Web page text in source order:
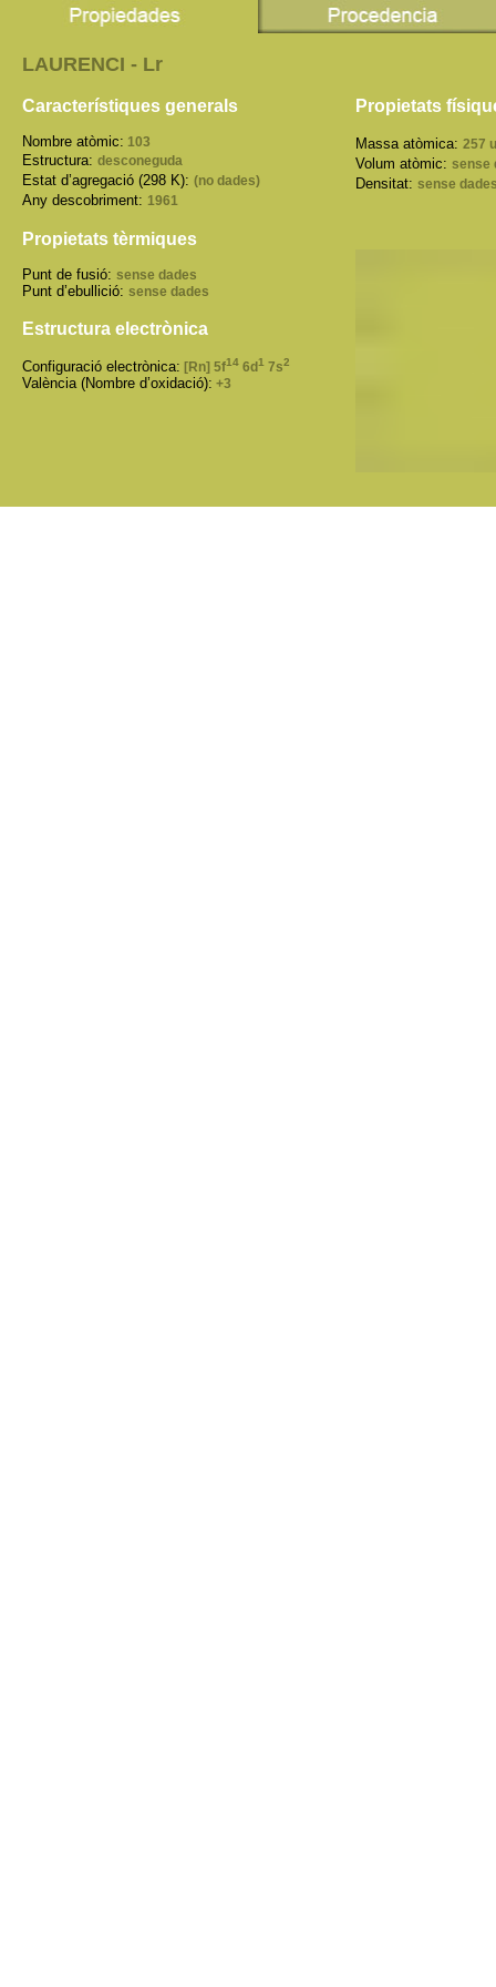
LAURENCI - Lr
Característiques generals Propietats
Nombre atòmic: 103
Estructura: desconeguda
Estat d’agregació (298 K): (no dades)
Any descobriment: 1961
Massa atòmica: 257
Volum atòmic: sense
Densitat: sense
Propietats tèrmiques
Punt de fusió: sense dades
Punt d’ebullició: sense dades
Estructura electrònica
Configuració electrònica: [Rn] 5f14 6d1 7s2
València (Nombre d’oxidació): +3